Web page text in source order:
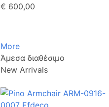
€ 600,00
More
Άμεσα διαθέσιμο
New Arrivals